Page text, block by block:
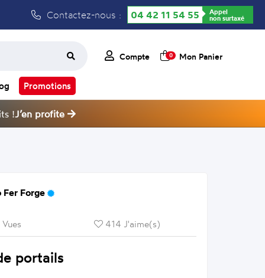
Contactez-nous : 04 42 11 54 55 Appel
non surtaxé
Compte 0 Mon Panier
Promotions
!J’en profite
Fer Forge
414 J'aime(s)
portails